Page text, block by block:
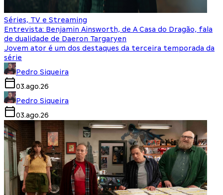
Séries, TV e Streaming
Entrevista: Benjamin Ainsworth, de A Casa do Dragão, fala
de dualidade de Daeron Targaryen
Jovem ator é um dos destaques da terceira temporada da
série
Pedro Siqueira
03.ago.26
Pedro Siqueira
03.ago.26